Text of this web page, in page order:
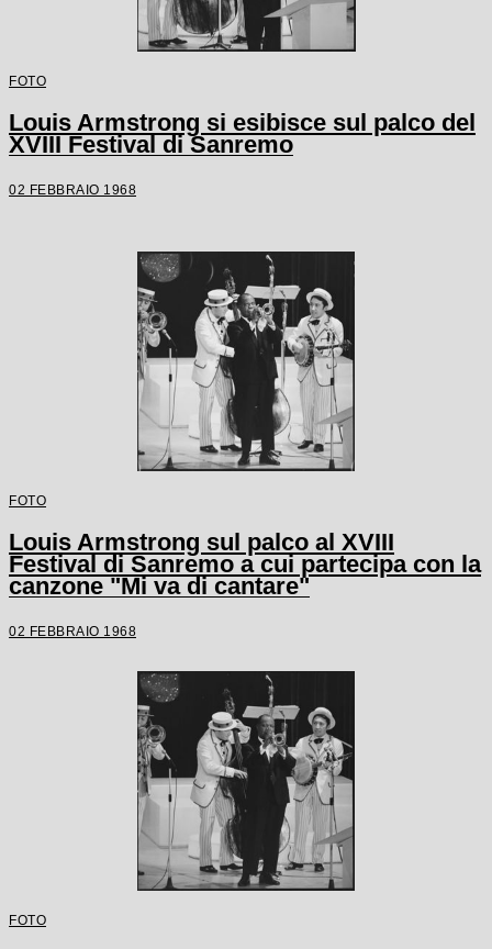
FOTO
Louis Armstrong si esibisce sul palco del
XVIII Festival di Sanremo
02 FEBBRAIO 1968
FOTO
Louis Armstrong sul palco al XVIII
Festival di Sanremo a cui partecipa con la
canzone "Mi va di cantare"
02 FEBBRAIO 1968
FOTO